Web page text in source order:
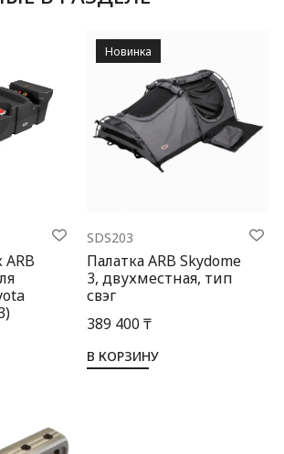
SDS203
Палатка ARB Skydome
3, двухместная, тип
свэг
389 400 ₸
В КОРЗИНУ
Новинка